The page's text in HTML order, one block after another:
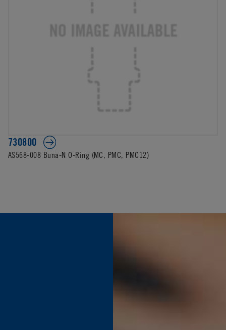
730800
AS568-008 Buna-N O-Ring (MC, PMC, PMC12)